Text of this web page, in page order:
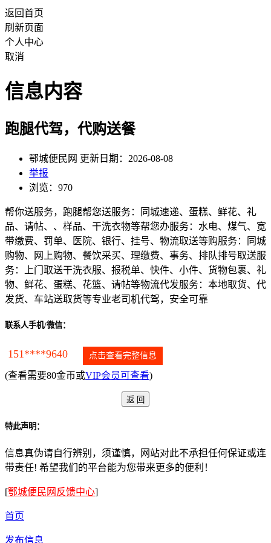
返回首页
刷新页面
个人中心
取消
信息内容
跑腿代驾，代购送餐
鄂城便民网 更新日期：2026-08-08
举报
浏览：970
帮你送服务，跑腿帮您送服务：同城速递、蛋糕、鲜花、礼
品、请帖、、样品、干洗衣物等帮您办服务：水电、煤气、宽
带缴费、罚单、医院、银行、挂号、物流取送等购服务：同城
购物、网上购物、餐饮采买、理缴费、事务、排队排号取送服
务：上门取送干洗衣服、报税单、快件、小件、货物包裹、礼
物、鲜花、蛋糕、花篮、请帖等物流代发服务：本地取货、代
发货、车站送取货等专业老司机代驾，安全可靠
联系人手机/微信：
151****9640 点击查看完整信息
(查看需要80金币或VIP会员可查看)
特此声明：
信息真伪请自行辨别，须谨慎，网站对此不承担任何保证或连
带责任! 希望我们的平台能为您带来更多的便利！
[鄂城便民网反馈中心]
首页
发布信息